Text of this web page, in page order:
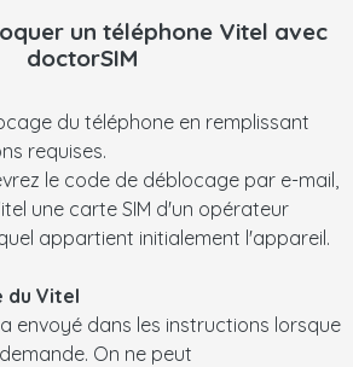
un téléphone Vitel avec
doctorSIM
du téléphone en remplissant
requises.
le code de déblocage par e-mail,
une carte SIM d'un opérateur
appartient initialement l'appareil.
du Vitel
envoyé dans les instructions lorsque
On ne peut